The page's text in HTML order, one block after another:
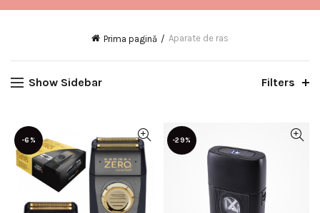
Prima pagină Aparate de ras
Show Sidebar Filters
-6% -29%